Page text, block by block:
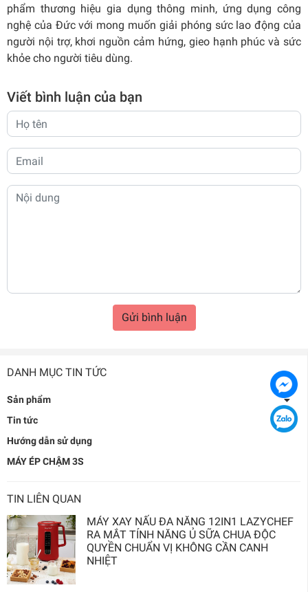
DANH MỤC TIN TỨC
Sản phẩm
Tin tức
Hướng dẫn sử dụng
MÁY ÉP CHẬM 3S
TIN LIÊN QUAN
MÁY XAY NẤU ĐA NĂNG 12IN1 LAZYCHEF
RA MẮT TÍNH NĂNG Ủ SỮA CHUA ĐỘC
QUYỀN CHUẨN VỊ KHÔNG CẦN CANH
NHIỆT
phẩm thương hiệu gia dụng thông minh, ứng dụng công
nghệ của Đức với mong muốn giải phóng sức lao động của
người nội trợ, khơi nguồn cảm hứng, gieo hạnh phúc và sức
khỏe cho người tiêu dùng.
Viết bình luận của bạn
Gửi bình luận